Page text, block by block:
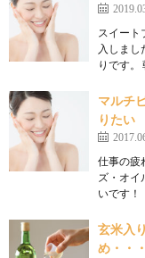
スイート
入しまし
りです。
マルチ
りたい
仕事の疲
ズ・オイ
いです！
玄米入
め・・・